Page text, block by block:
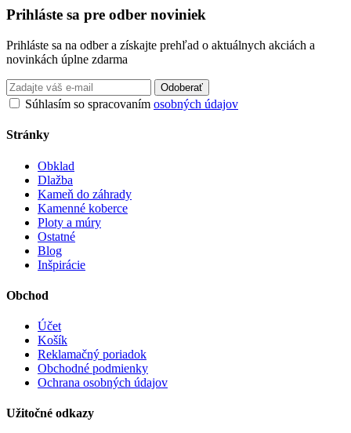
Prihláste sa pre odber noviniek
Prihláste sa na odber a získajte prehľad o aktuálnych akciách a
novinkách úplne zdarma
Odoberať
Súhlasím so spracovaním osobných údajov
Stránky
Obklad
Dlažba
Kameň do záhrady
Kamenné koberce
Ploty a múry
Ostatné
Blog
Inšpirácie
Obchod
Účet
Košík
Reklamačný poriadok
Obchodné podmienky
Ochrana osobných údajov
Užitočné odkazy